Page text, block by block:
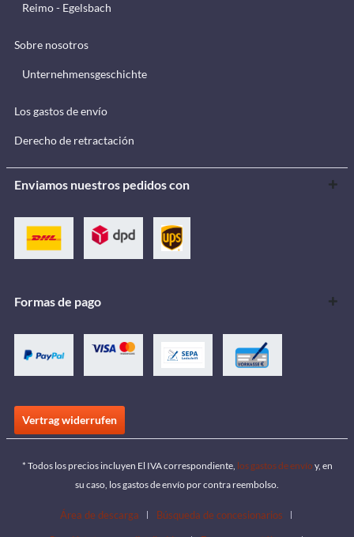
Reimo - Egelsbach
Sobre nosotros
Unternehmensgeschichte
Los gastos de envío
Derecho de retractación
Enviamos nuestros pedidos con
Formas de pago
Vertrag widerrufen
* Todos los precios incluyen El IVA correspondiente, los gastos de envío y, en
su caso, los gastos de envío por contra reembolso.
Área de descarga
Búsqueda de concesionarios